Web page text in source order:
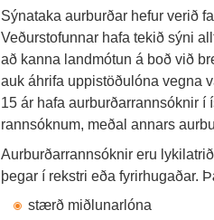
Sýnataka aurburðar hefur verið
Veðurstofunnar hafa tekið sýni
að kanna landmótun á boð við
auk áhrifa uppistöðulóna vegna
15 ár hafa aurburðarrannsóknir
rannsóknum, meðal annars
Aurburðarrannsóknir eru
þegar í rekstri eða fyrirhugaðar.
stærð miðlunarlóna